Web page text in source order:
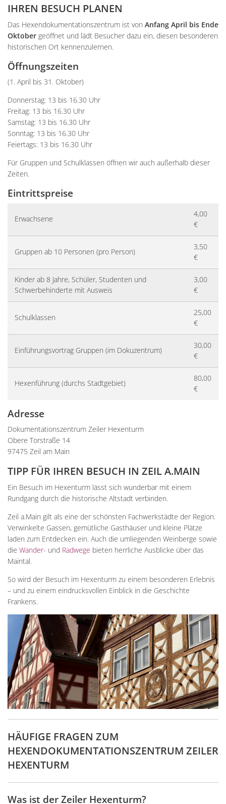
IHREN BESUCH PLANEN
Das Hexendokumentationszentrum ist von Anfang April bis Ende
Oktober geöffnet und lädt Besucher dazu ein, diesen besonderen
historischen Ort kennenzulernen.
Öffnungszeiten
(1. April bis 31. Oktober)
Donnerstag: 13 bis 16.30 Uhr
Freitag: 13 bis 16.30 Uhr
Samstag: 13 bis 16.30 Uhr
Sonntag: 13 bis 16.30 Uhr
Feiertags: 13 bis 16.30 Uhr
Für Gruppen und Schulklassen öffnen wir auch außerhalb dieser
Zeiten.
Eintrittspreise
Erwachsene
4,00
€
Gruppen ab 10 Personen (pro Person)
3,50
€
Kinder ab 8 Jahre, Schüler, Studenten und
Schwerbehinderte mit Ausweis
3,00
€
Schulklassen
25,00
€
Einführungsvortrag Gruppen (im Dokuzentrum)
30,00
€
Hexenführung (durchs Stadtgebiet)
80,00
€
Adresse
Dokumentationszentrum Zeiler Hexenturm
Obere Torstraße 14
97475 Zeil am Main
TIPP FÜR IHREN BESUCH IN ZEIL A.MAIN
Ein Besuch im Hexenturm lässt sich wunderbar mit einem
Rundgang durch die historische Altstadt verbinden.
Zeil a.Main gilt als eine der schönsten Fachwerkstädte der Region.
Verwinkelte Gassen, gemütliche Gasthäuser und kleine Plätze
laden zum Entdecken ein. Auch die umliegenden Weinberge sowie
die Wander- und Radwege bieten herrliche Ausblicke über das
Maintal.
So wird der Besuch im Hexenturm zu einem besonderen Erlebnis
– und zu einem eindrucksvollen Einblick in die Geschichte
Frankens.
HÄUFIGE FRAGEN ZUM
HEXENDOKUMENTATIONSZENTRUM ZEILER
HEXENTURM
Was ist der Zeiler Hexenturm?